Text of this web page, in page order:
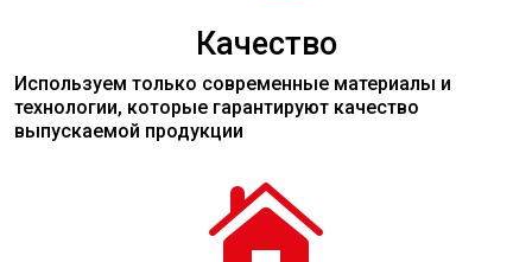
Качество
Используем только современные материалы и
технологии, которые гарантируют качество
выпускаемой продукции
